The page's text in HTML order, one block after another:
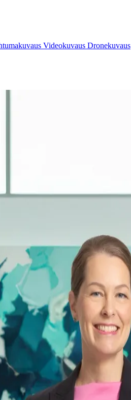
Videokuvaus Dronekuvaus